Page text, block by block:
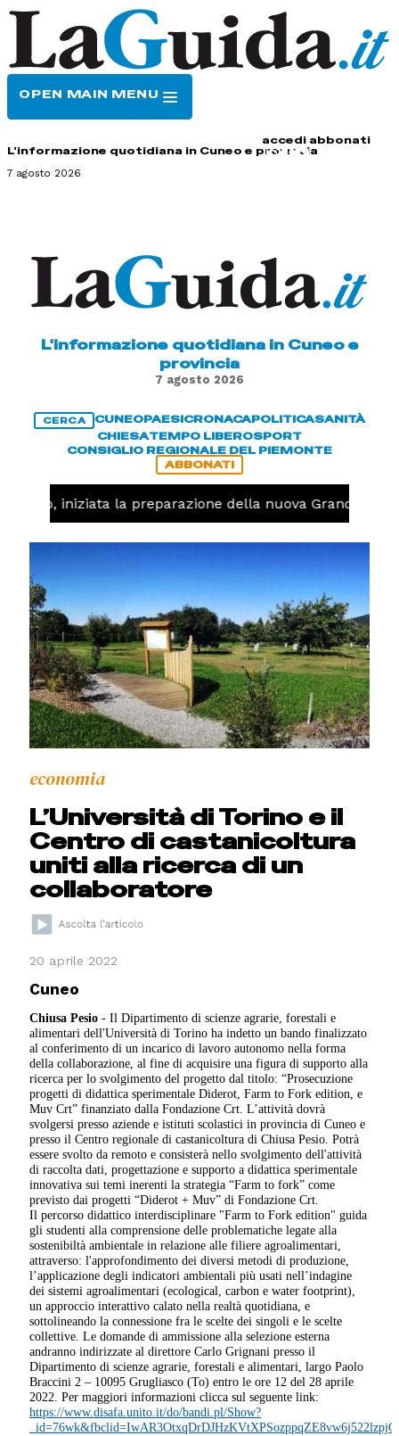
OPEN MAIN MENU
accedi abbonati
L'informazione quotidiana in Cuneo e provincia
7 agosto 2026
L'informazione quotidiana in Cuneo e
provincia
7 agosto 2026
CERCA CUNEOPAESICRONACAPOLITICASANITÀ
CHIESATEMPO LIBEROSPORT
CONSIGLIO REGIONALE DEL PIEMONTE
ABBONATI
iniziata la preparazione della nuova Granda Volley
economia
L’Università di Torino e il
Centro di castanicoltura
uniti alla ricerca di un
collaboratore
20 aprile 2022
Cuneo
Chiusa Pesio - Il Dipartimento di scienze agrarie, forestali e
alimentari dell'Università di Torino ha indetto un bando finalizzato
al conferimento di un incarico di lavoro autonomo nella forma
della collaborazione, al fine di acquisire una figura di supporto alla
ricerca per lo svolgimento del progetto dal titolo: “Prosecuzione
progetti di didattica sperimentale Diderot, Farm to Fork edition, e
Muv Crt” finanziato dalla Fondazione Crt. L’attività dovrà
svolgersi presso aziende e istituti scolastici in provincia di Cuneo e
presso il Centro regionale di castanicoltura di Chiusa Pesio. Potrà
essere svolto da remoto e consisterà nello svolgimento dell'attività
di raccolta dati, progettazione e supporto a didattica sperimentale
innovativa sui temi inerenti la strategia “Farm to fork” come
previsto dai progetti “Diderot + Muv” di Fondazione Crt.
Il percorso didattico interdisciplinare "Farm to Fork edition" guida
gli studenti alla comprensione delle problematiche legate alla
sostenibiltà ambientale in relazione alle filiere agroalimentari,
attraverso: l'approfondimento dei diversi metodi di produzione,
l’applicazione degli indicatori ambientali più usati nell’indagine
dei sistemi agroalimentari (ecological, carbon e water footprint),
un approccio interattivo calato nella realtà quotidiana, e
sottolineando la connessione fra le scelte dei singoli e le scelte
collettive. Le domande di ammissione alla selezione esterna
andranno indirizzate al direttore Carlo Grignani presso il
Dipartimento di scienze agrarie, forestali e alimentari, largo Paolo
Braccini 2 – 10095 Grugliasco (To) entro le ore 12 del 28 aprile
2022. Per maggiori informazioni clicca sul seguente link:
https://www.disafa.unito.it/do/bandi.pl/Show?